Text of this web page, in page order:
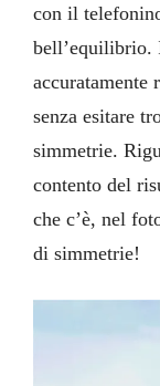
con il
bell’equilibrio.
accuratamente
senza esitare
simmetrie.
contento del
che c’è, nel
di simmetrie!